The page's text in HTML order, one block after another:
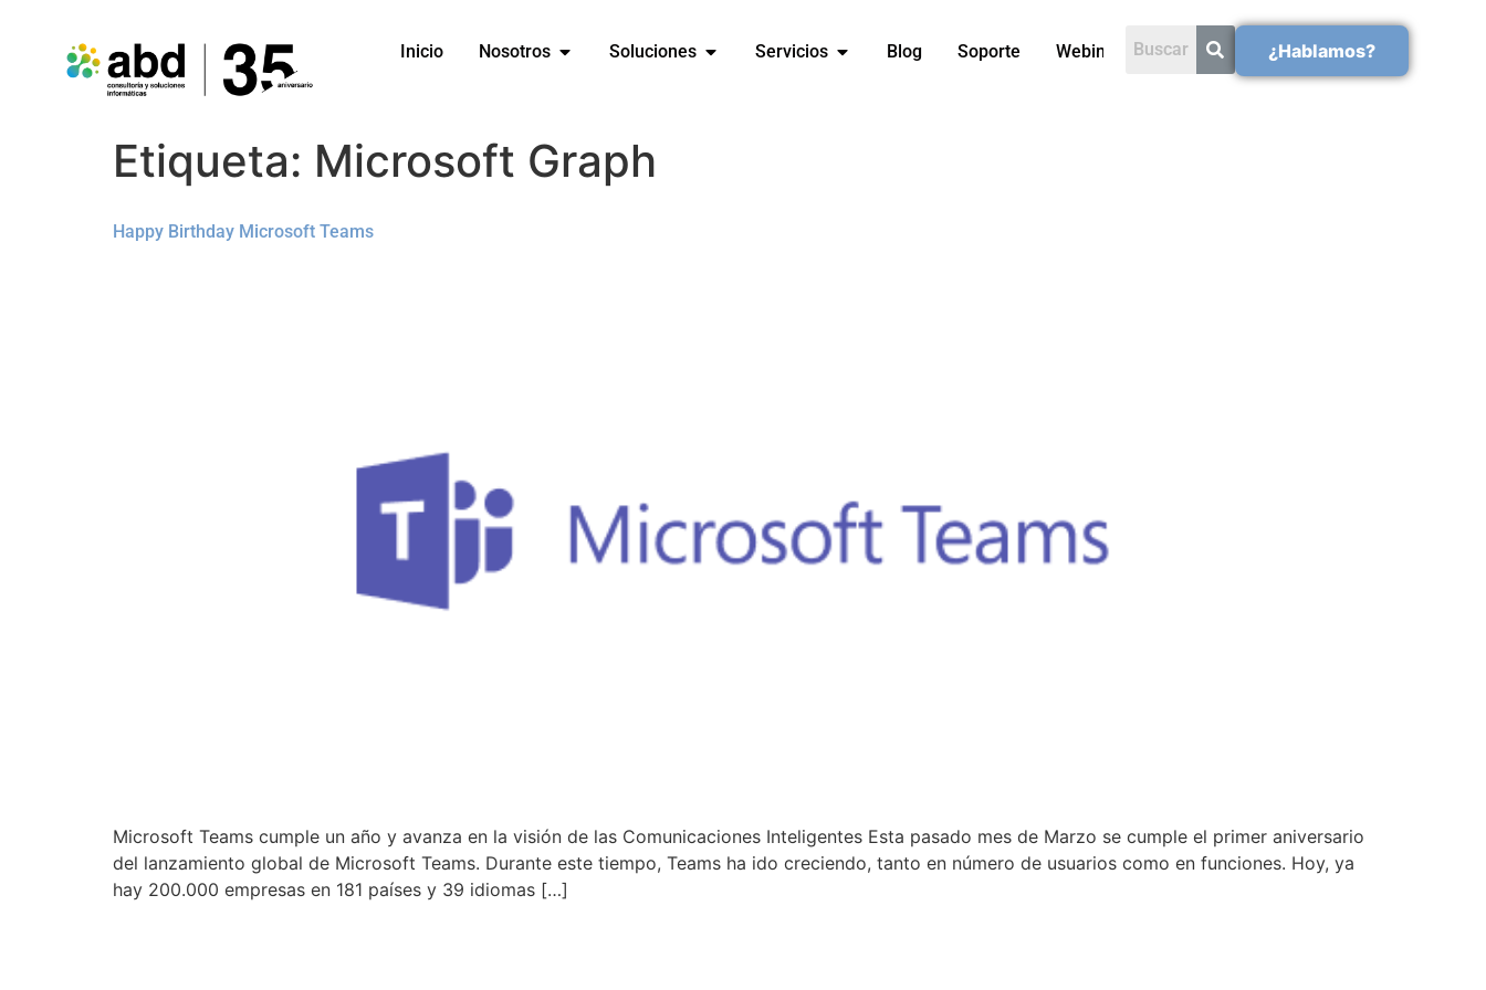
Inicio Nosotros Soluciones Servicios Blog Soporte Webinars ¿Hablamos?
Etiqueta: Microsoft Graph
Happy Birthday Microsoft Teams
Microsoft Teams cumple un año y avanza en la visión de las Comunicaciones Inteligentes Esta pasado mes de Marzo se cumple el primer aniversario
del lanzamiento global de Microsoft Teams. Durante este tiempo, Teams ha ido creciendo, tanto en número de usuarios como en funciones. Hoy, ya
hay 200.000 empresas en 181 países y 39 idiomas […]